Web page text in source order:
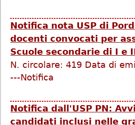
Notifica nota USP di
docenti convocati per
Scuole secondarie di I e
N. circolare:419 Data di
---Notifica
Notifica dall'USP PN:
candidati inclusi nelle